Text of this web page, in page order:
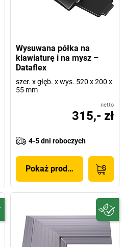
Wysuwana półka na
klawiaturę i na mysz –
Dataflex
szer. x głęb. x wys. 520 x 200 x
55 mm
netto
315,- zł
4-5 dni roboczych
Pokaż produkt